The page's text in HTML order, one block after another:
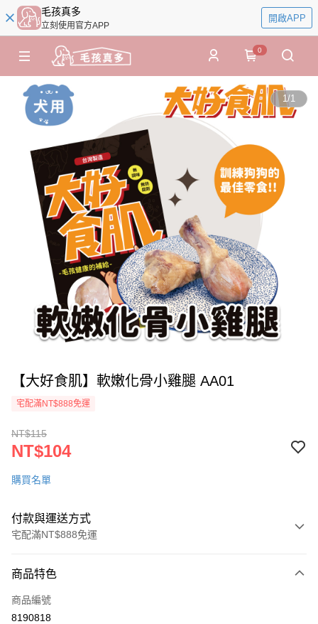
毛孩真多
立刻使用官方APP
開啟APP
0
1/1
【大好食肌】軟嫩化骨小雞腿 AA01
宅配滿NT$888免運
NT$115
NT$104
購買名單
付款與運送方式
宅配滿NT$888免運
信用卡一次付款
LINE Pay
商品特色
商品編號
8190818